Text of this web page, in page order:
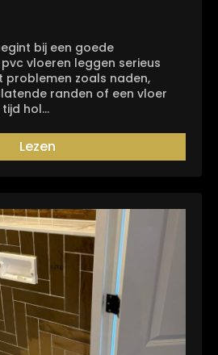
bij een goede
vloeren leggen serieus
zoals naden,
randen of een vloer
hol…
Lezen